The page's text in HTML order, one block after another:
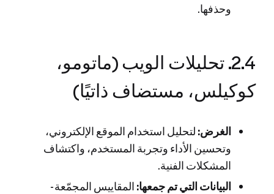
وحذفها.
2.4. تحليلات الويب (ماتومو،
كوكيلس، مستضاف ذاتيًا)
الغرض: لتحليل استخدام الموقع الإلكتروني،
وتحسين الأداء وتجربة المستخدم، واكتشاف
المشكلات الفنية.
البيانات التي تم جمعها: المقاييس المجمّعة -